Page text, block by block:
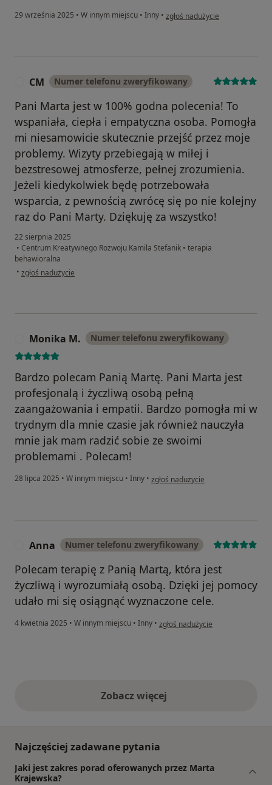
29 września 2025 • W innym miejscu • Inny • w opinii użytkownika Kamil
zgłoś nadużycie
CM Numer telefonu zweryfikowany
Pani Marta jest w 100% godna polecenia! To
wspaniała, ciepła i empatyczna osoba. Pomogła
mi niesamowicie skutecznie przejść przez moje
problemy. Wizyty przebiegają w miłej i
bezstresowej atmosferze, pełnej zrozumienia.
Jeżeli kiedykolwiek będę potrzebowała
wsparcia, z pewnością zwrócę się po nie kolejny
raz do Pani Marty. Dziękuję za wszystko!
22 sierpnia 2025
• Centrum Kreatywnego Rozwoju Kamila Stefanik • terapia
behawioralna
• w opinii użytkownika CM
zgłoś nadużycie
Monika M. Numer telefonu zweryfikowany
Bardzo polecam Panią Martę. Pani Marta jest
profesjonalą i życzliwą osobą pełną
zaangażowania i empatii. Bardzo pomogła mi w
trydnym dla mnie czasie jak również nauczyła
mnie jak mam radzić sobie ze swoimi
problemami . Polecam!
28 lipca 2025 • W innym miejscu • Inny • w opinii użytkownika Monika M.
zgłoś nadużycie
Anna Numer telefonu zweryfikowany
Polecam terapię z Panią Martą, która jest
życzliwą i wyrozumiałą osobą. Dzięki jej pomocy
udało mi się osiągnąć wyznaczone cele.
4 kwietnia 2025 • W innym miejscu • Inny • w opinii użytkownika Anna
zgłoś nadużycie
Zobacz więcejopinie powyżej
Najczęściej zadawane pytania
Jaki jest zakres porad oferowanych przez Marta
Krajewska?